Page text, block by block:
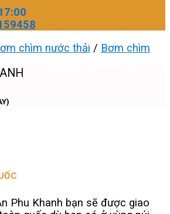
chìm nước thải / Bơm chìm
Phu Khanh bạn sẽ được giao